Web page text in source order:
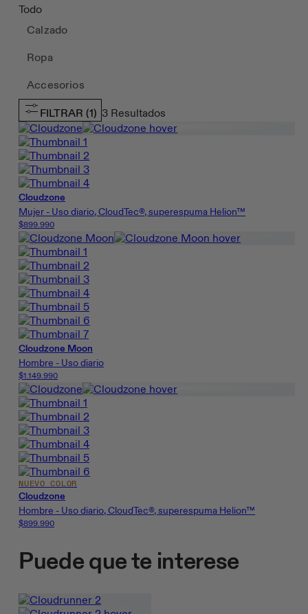
Todo
Calzado
Ropa
Accesorios
FILTRAR (1) 3 Resultados
Cloudzone
Mujer - Uso diario, CloudTec®, superespuma Helion™
$899.990
Cloudzone Moon
Hombre - Uso diario
$1.149.990
NUEVO COLOR
Cloudzone
Hombre - Uso diario, CloudTec®, superespuma Helion™
$899.990
Puede que te interese